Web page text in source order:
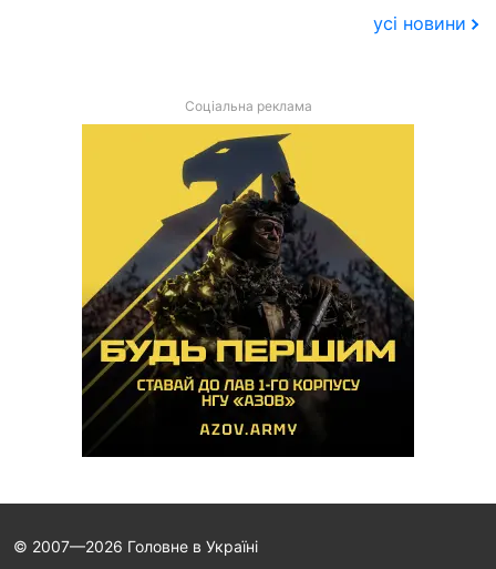
усі новини
Соціальна реклама
© 2007—2026 Головне в Україні